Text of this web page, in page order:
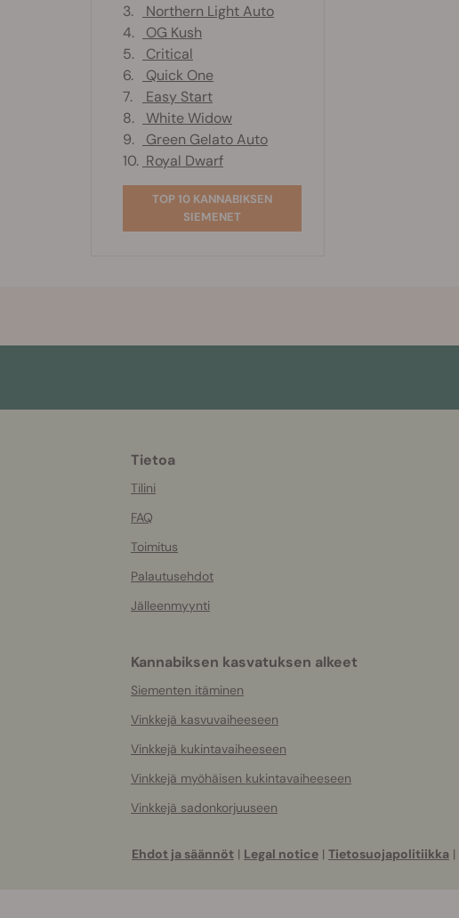
3.
Northern Light Auto
4.
OG Kush
5.
Critical
6.
Quick One
7.
Easy Start
8.
White Widow
9.
Green Gelato Auto
10. Royal Dwarf
TOP 10 KANNABIKSEN
SIEMENET
Tietoa
Tilini
FAQ
Toimitus
Palautusehdot
Jälleenmyynti
Kannabiksen kasvatuksen alkeet
Siementen itäminen
Vinkkejä kasvuvaiheeseen
Vinkkejä kukintavaiheeseen
Vinkkejä myöhäisen kukintavaiheeseen
Vinkkejä sadonkorjuuseen
Ehdot ja säännöt | Legal notice | Tietosuojapolitiikka |